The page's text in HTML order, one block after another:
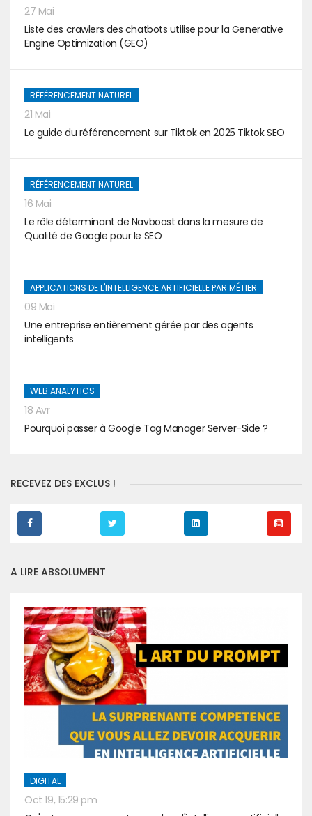
27 Mai
Liste des crawlers des chatbots utilise pour la Generative
Engine Optimization (GEO)
RÉFÉRENCEMENT NATUREL
21 Mai
Le guide du référencement sur Tiktok en 2025 Tiktok SEO
RÉFÉRENCEMENT NATUREL
16 Mai
Le rôle déterminant de Navboost dans la mesure de
Qualité de Google pour le SEO
APPLICATIONS DE L'INTELLIGENCE ARTIFICIELLE PAR MÉTIER
09 Mai
Une entreprise entièrement gérée par des agents
intelligents
WEB ANALYTICS
18 Avr
Pourquoi passer à Google Tag Manager Server-Side ?
RECEVEZ DES EXCLUS !
A LIRE ABSOLUMENT
DIGITAL
Oct 19, 15:29 pm